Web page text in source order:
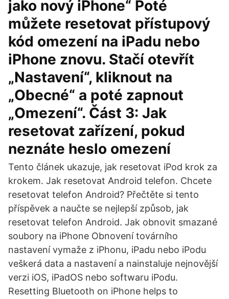
jako nový iPhone“ Poté
můžete resetovat přístupový
kód omezení na iPadu nebo
iPhone znovu. Stačí otevřít
„Nastavení“, kliknout na
„Obecné“ a poté zapnout
„Omezení“. Část 3: Jak
resetovat zařízení, pokud
neznáte heslo omezení
Tento článek ukazuje, jak resetovat iPod krok za
krokem. Jak resetovat Android telefon. Chcete
resetovat telefon Android? Přečtěte si tento
příspěvek a naučte se nejlepší způsob, jak
resetovat telefon Android. Jak obnovit smazané
soubory na iPhone Obnovení továrního
nastavení vymaže z iPhonu, iPadu nebo iPodu
veškerá data a nastavení a nainstaluje nejnovější
verzi iOS, iPadOS nebo softwaru iPodu.
Resetting Bluetooth on iPhone helps to